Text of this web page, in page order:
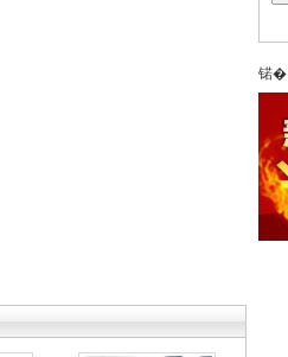
锘�